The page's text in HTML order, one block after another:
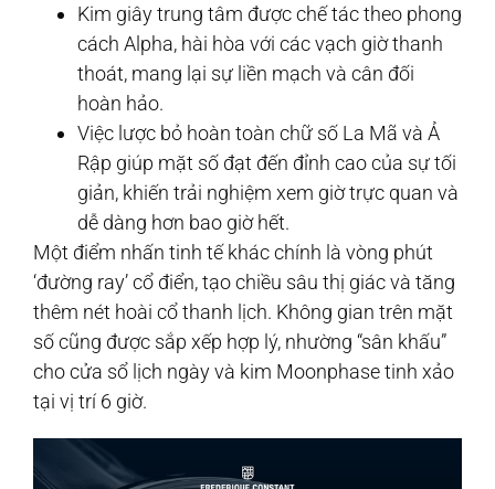
Kim giây trung tâm được chế tác theo phong
cách Alpha, hài hòa với các vạch giờ thanh
thoát, mang lại sự liền mạch và cân đối
hoàn hảo.
Việc lược bỏ hoàn toàn chữ số La Mã và Ả
Rập giúp mặt số đạt đến đỉnh cao của sự tối
giản, khiến trải nghiệm xem giờ trực quan và
dễ dàng hơn bao giờ hết.
Một điểm nhấn tinh tế khác chính là vòng phút
‘đường ray’ cổ điển, tạo chiều sâu thị giác và tăng
thêm nét hoài cổ thanh lịch. Không gian trên mặt
số cũng được sắp xếp hợp lý, nhường “sân khấu”
cho cửa sổ lịch ngày và kim Moonphase tinh xảo
tại vị trí 6 giờ.